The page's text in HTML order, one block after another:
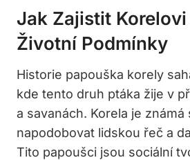
Jak Zajistit
Životní Podmínky
Historie papouška korely
kde tento druh ptáka žije v
a savanách. Korela je
napodobovat lidskou řeč a
Tito papoušci jsou sociální